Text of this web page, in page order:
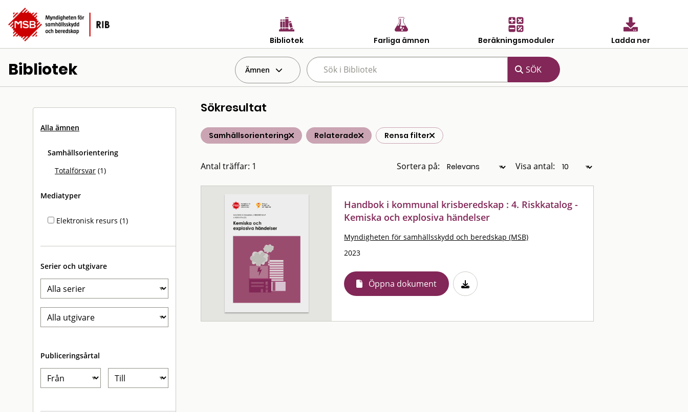
Bibliotek Farliga ämnen Beräkningsmoduler Ladda ner
Bibliotek Ämnen
Alla ämnen
Samhällsorientering
Totalförsvar (1)
Mediatyper
Elektronisk resurs (1)
Serier och utgivare
Publiceringsårtal
Sökresultat
Samhällsorientering Relaterade Rensa filter
Antal träffar: 1 Sortera på: Visa antal:
Handbok i kommunal krisberedskap : 4. Riskkatalog -
Kemiska och explosiva händelser
Myndigheten för samhällsskydd och beredskap (MSB)
2023
Öppna dokument